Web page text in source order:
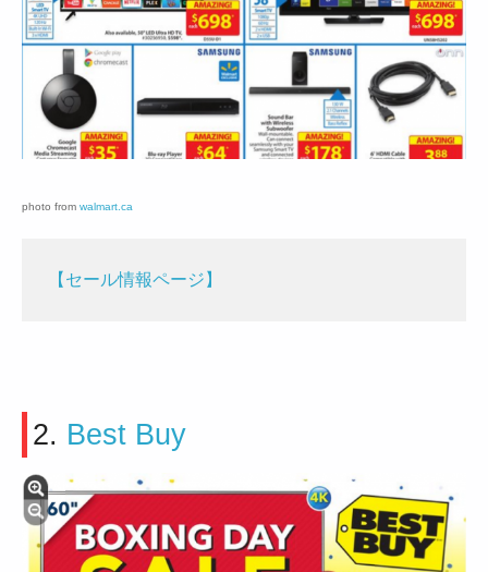
photo from walmart.ca
【セール情報ページ】
2. Best Buy